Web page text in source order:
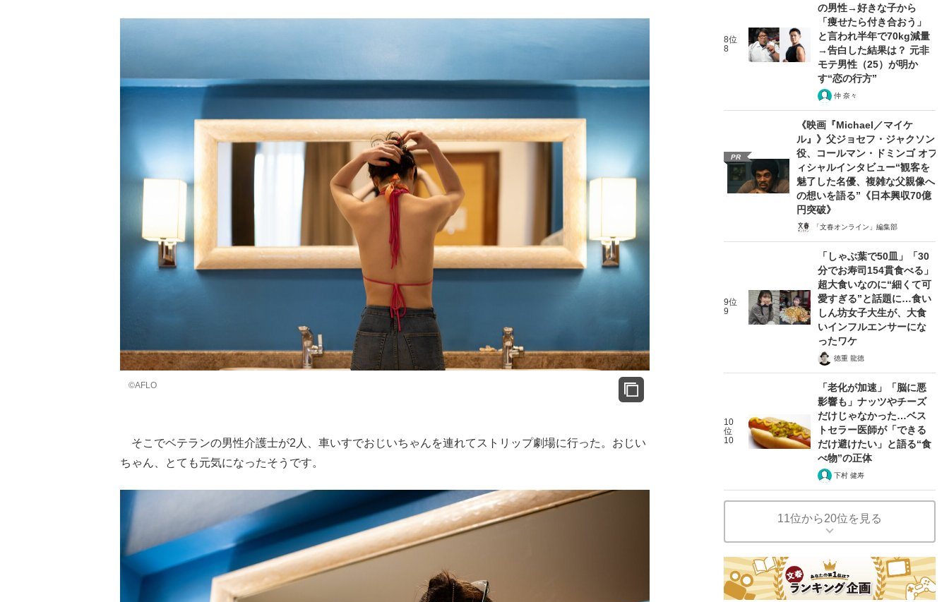
©AFLO
そこでベテランの男性介護士が2人、車いすでおじいちゃんを連れてストリップ劇場に行った。おじい
ちゃん、とても元気になったそうです。
8位
8
の男性→好きな子から
「痩せたら付き合おう」
と言われ半年で70kg減量
→告白した結果は？ 元非
モテ男性（25）が明か
す“恋の行方”
仲 奈々
PR
《映画『Michael／マイケ
ル』》父ジョセフ・ジャクソン
役、コールマン・ドミンゴ オフ
ィシャルインタビュー“観客を
魅了した名優、複雑な父親像へ
の想いを語る”《日本興収70億
円突破》
「文春オンライン」編集部
9位
9
「しゃぶ葉で50皿」「30
分でお寿司154貫食べる」
超大食いなのに“細くて可
愛すぎる”と話題に…食い
しん坊女子大生が、大食
いインフルエンサーにな
ったワケ
徳重 龍徳
10
位
10
「老化が加速」「脳に悪
影響も」ナッツやチーズ
だけじゃなかった…ベス
トセラー医師が「できる
だけ避けたい」と語る“食
べ物”の正体
下村 健寿
11位から20位を見る